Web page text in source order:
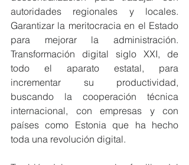
autoridades regionales y locales.
Garantizar la meritocracia en el Estado
para mejorar la administración.
Transformación digital siglo XXI, de
todo el aparato estatal, para
incrementar su productividad,
buscando la cooperación técnica
internacional, con empresas y con
países como Estonia que ha hecho
toda una revolución digital.